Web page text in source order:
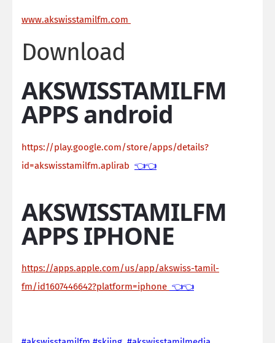
www.akswisstamilfm.com
Download
AKSWISSTAMILFM
APPS android
https://play.google.com/store/apps/details?
id=akswisstamilfm.aplirab 👈👈
AKSWISSTAMILFM
APPS IPHONE
https://apps.apple.com/us/app/akswiss-tamil-
fm/id1607446642?platform=iphone 👈👈